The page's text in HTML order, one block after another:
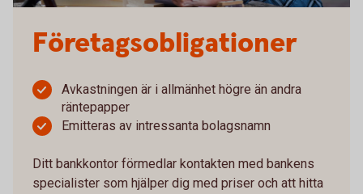
Företagsobligationer
Avkastningen är i allmänhet högre än andra
räntepapper
Emitteras av intressanta bolagsnamn
Ditt bankkontor förmedlar kontakten med bankens
specialister som hjälper dig med priser och att hitta